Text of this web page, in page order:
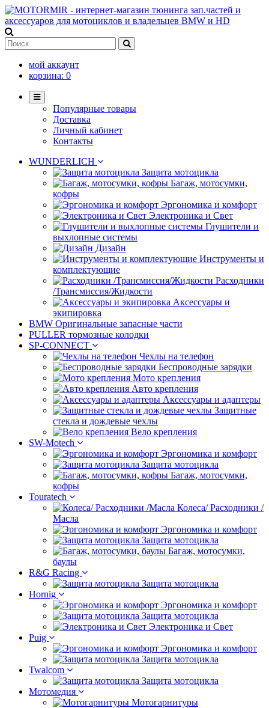
мой аккаунт
корзина: 0
Популярные товары
Доставка
Личный кабинет
Контакты
WUNDERLICH
Защита мотоцикла
Багаж, мотосумки,
кофры
Эргономика и комфорт
Электроника и Свет
Глушители и
выхлопные системы
Дизайн
Инструменты и
комплектующие
Расходники
/Трансмиссия/Жидкости
Аксессуары и
экипировка
BMW Оригинальные запасные части
PULLER тормозные колодки
SP-CONNECT
Чехлы на телефон
Беспроводные зарядки
Мото крепления
Авто крепления
Аксессуары и адаптеры
Защитные
стекла и дождевые чехлы
Вело крепления
SW-Motech
Эргономика и комфорт
Защита мотоцикла
Багаж, мотосумки,
кофры
Touratech
Колеса/ Расходники /
Масла
Эргономика и комфорт
Защита мотоцикла
Багаж, мотосумки,
баулы
R&G Racing
Защита мотоцикла
Hornig
Эргономика и комфорт
Защита мотоцикла
Электроника и Свет
Puig
Эргономика и комфорт
Защита мотоцикла
Twalcom
Защита мотоцикла
Мотомедия
Мотогарнитуры